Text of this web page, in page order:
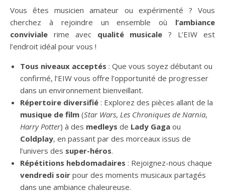
Vous êtes musicien amateur ou expérimenté ? Vous
cherchez à rejoindre un ensemble où l’ambiance
conviviale rime avec qualité musicale ? L’EIW est
l’endroit idéal pour vous !
Tous niveaux acceptés : Que vous soyez débutant ou
confirmé, l’EIW vous offre l’opportunité de progresser
dans un environnement bienveillant.
Répertoire diversifié : Explorez des pièces allant de la
musique de film (Star Wars, Les Chroniques de Narnia,
Harry Potter) à des medleys de Lady Gaga ou
Coldplay, en passant par des morceaux issus de
l’univers des super-héros.
Répétitions hebdomadaires : Rejoignez-nous chaque
vendredi soir pour des moments musicaux partagés
dans une ambiance chaleureuse.